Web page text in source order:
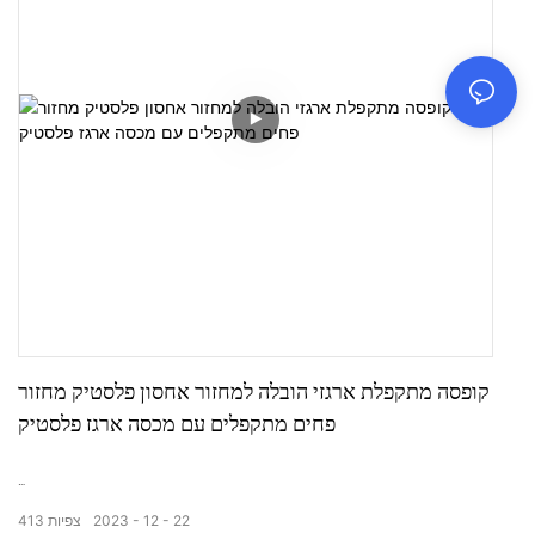
קופסה מתקפלת ארגזי הובלה למחזור אחסון פלסטיק מחזור
פחים מתקפלים עם מכסה ארגז פלסטיק
2023 12 22
413 צפיות